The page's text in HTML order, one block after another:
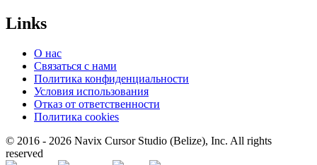
Links
О нас
Связаться с нами
Политика конфиденциальности
Условия использования
Отказ от ответственности
Политика cookies
© 2016 - 2026 Navix Cursor Studio (Belize), Inc. All rights
reserved